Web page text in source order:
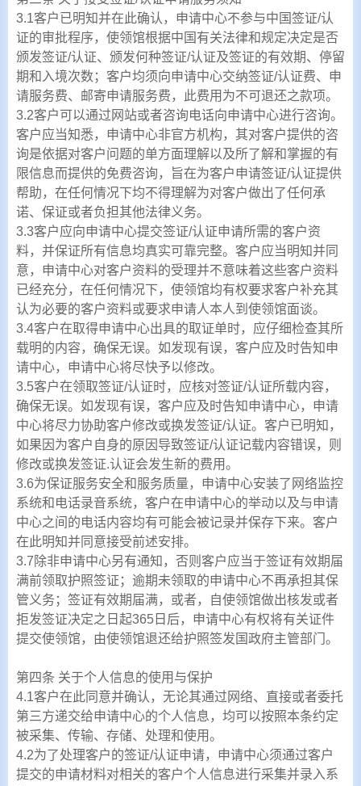
3.1客户已明知并在此确认，申请中心不参与中国签证/认
证的审批程序，使领馆根据中国有关法律和规定决定是否
颁发签证/认证、颁发何种签证/认证及签证的有效期、停留
期和入境次数；客户均须向申请中心交纳签证/认证费、申
请服务费、邮寄申请服务费，此费用为不可退还之款项。
3.2客户可以通过网站或者咨询电话向申请中心进行咨询。
客户应当知悉，申请中心非官方机构，其对客户提供的咨
询是依据对客户问题的单方面理解以及所了解和掌握的有
限信息而提供的免费咨询，旨在为客户申请签证/认证提供
帮助，在任何情况下均不得理解为对客户做出了任何承
诺、保证或者负担其他法律义务。
3.3客户应向申请中心提交签证/认证申请所需的客户资
料，并保证所有信息均真实可靠完整。客户应当明知并同
意，申请中心对客户资料的受理并不意味着这些客户资料
已经充分，在任何情况下，使领馆均有权要求客户补充其
认为必要的客户资料或要求申请人本人到使领馆面谈。
3.4客户在取得申请中心出具的取证单时，应仔细检查其所
载明的内容，确保无误。如发现有误，客户应及时告知申
请中心，申请中心将尽快予以修改。
3.5客户在领取签证/认证时，应核对签证/认证所载内容，
确保无误。如发现有误，客户应及时告知申请中心，申请
中心将尽力协助客户修改或换发签证/认证。客户已明知，
如果因为客户自身的原因导致签证/认证记载内容错误，则
修改或换发签证.认证会发生新的费用。
3.6为保证服务安全和服务质量，申请中心安装了网络监控
系统和电话录音系统，客户在申请中心的举动以及与申请
中心之间的电话内容均有可能会被记录并保存下来。客户
在此明知并同意接受前述安排。
3.7除非申请中心另有通知，否则客户应当于签证有效期届
满前领取护照签证；逾期未领取的申请中心不再承担其保
管义务；签证有效期届满，或者，自使领馆做出核发或者
拒发签证决定之日起365日后，申请中心有权将有关证件
提交使领馆，由使领馆退还给护照签发国政府主管部门。
第四条 关于个人信息的使用与保护
4.1客户在此同意并确认，无论其通过网络、直接或者委托
第三方递交给申请中心的个人信息，均可以按照本条约定
被采集、传输、存储、处理和使用。
4.2为了处理客户的签证/认证申请，申请中心须通过客户
提交的申请材料对相关的客户个人信息进行采集并录入系